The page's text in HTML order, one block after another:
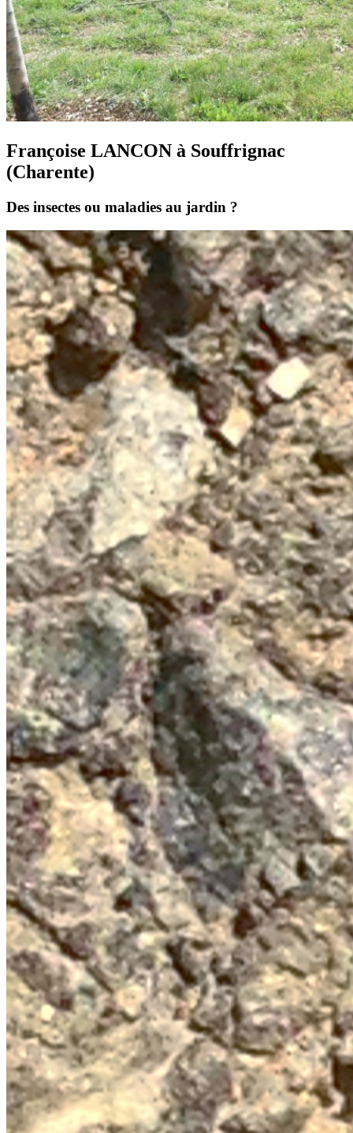
Françoise LANCON à Souffrignac
(Charente)
Des insectes ou maladies au jardin ?